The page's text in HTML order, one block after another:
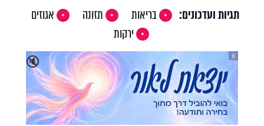
תגיות ועדכונים: בריאות תזונה
אגוזים
ירקות
🔇
X